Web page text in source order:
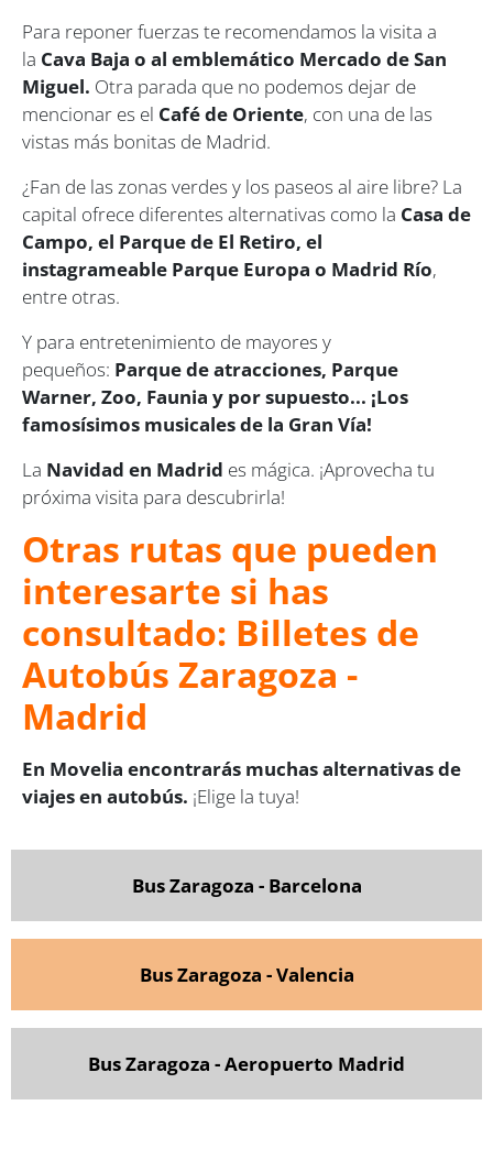
Para reponer fuerzas te recomendamos la visita a
la Cava Baja o al emblemático Mercado de San
Miguel. Otra parada que no podemos dejar de
mencionar es el Café de Oriente, con una de las
vistas más bonitas de Madrid.
¿Fan de las zonas verdes y los paseos al aire libre? La
capital ofrece diferentes alternativas como la Casa de
Campo, el Parque de El Retiro, el
instagrameable Parque Europa o Madrid Río,
entre otras.
Y para entretenimiento de mayores y
pequeños: Parque de atracciones, Parque
Warner, Zoo, Faunia y por supuesto... ¡Los
famosísimos musicales de la Gran Vía!
La Navidad en Madrid es mágica. ¡Aprovecha tu
próxima visita para descubrirla!
Otras rutas que pueden
interesarte si has
consultado: Billetes de
Autobús Zaragoza -
Madrid
En Movelia encontrarás muchas alternativas de
viajes en autobús. ¡Elige la tuya!
Bus Zaragoza - Barcelona
Bus Zaragoza - Valencia
Bus Zaragoza - Aeropuerto Madrid